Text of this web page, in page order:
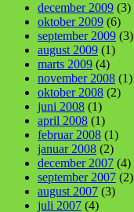
december 2009 (3)
oktober 2009 (6)
september 2009 (3)
august 2009 (1)
marts 2009 (4)
november 2008 (1)
oktober 2008 (2)
juni 2008 (1)
april 2008 (1)
februar 2008 (1)
januar 2008 (2)
december 2007 (4)
september 2007 (2)
august 2007 (3)
juli 2007 (4)